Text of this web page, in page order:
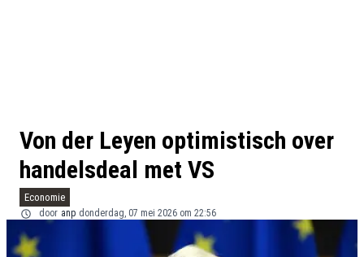
Von der Leyen optimistisch over
handelsdeal met VS
Economie
door anp donderdag, 07 mei 2026 om 22:56